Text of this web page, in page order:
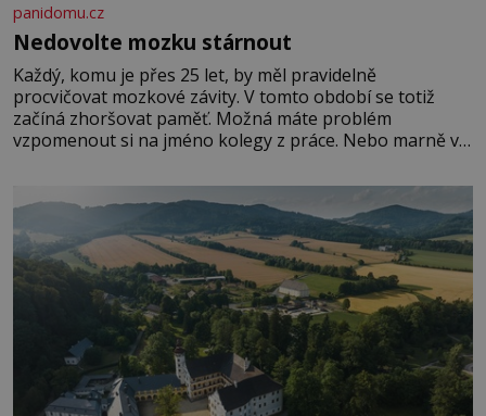
panidomu.cz
Nedovolte mozku stárnout
Každý, komu je přes 25 let, by měl pravidelně
procvičovat mozkové závity. V tomto období se totiž
začíná zhoršovat paměť. Možná máte problém
vzpomenout si na jméno kolegy z práce. Nebo marně v
Je to opravdu tak, s věkem jako kdyby se paměť
rozhodla stávkovat. Cvičte